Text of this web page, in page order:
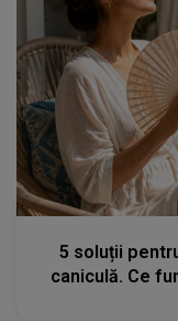
5 soluții
caniculă. Ce